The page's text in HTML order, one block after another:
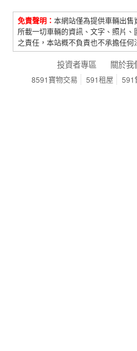
免責聲明： 本網站僅為提供車輛出
所載一切車輛的資訊、文字、照片
之責任，本站概不負責也不承擔任何
投資者專區 關於我
8591寶物交易 591租屋 591